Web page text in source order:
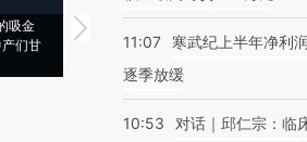
吸金
们甘
马航飞行员跨国走私7万
粒摇头丸 尿检体内含3种
度Z世代
11:07
寒武纪上半年净利
逐季放缓
10:53
对话｜邱仁宗：临